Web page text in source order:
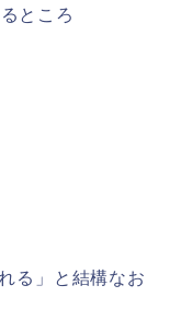
ところ
る」と結構なお